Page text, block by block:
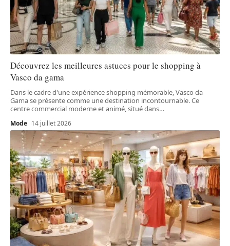
Découvrez les meilleures astuces pour le shopping à
Vasco da gama
Dans le cadre d'une expérience shopping mémorable, Vasco da
Gama se présente comme une destination incontournable. Ce
centre commercial moderne et animé, situé dans…
Mode 14 juillet 2026